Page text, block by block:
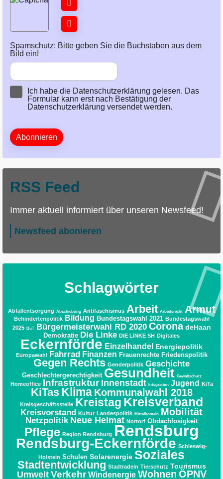
Spamschutz: Bitte geben Sie die Buchstaben aus dem
Bild ein!
Ich habe die Datenschutzerklärung gelesen. Das
Formular kann erst nach Bestätigung der
Datenschutzerklärung versendet werden.
Abonnieren
RSS Feed
Immer aktuell informiert über unseren Newsfeed!
Newsfeed abonieren
Schlagwörter
Abfallentsorgung Abschiebung Antifaschismus Arbeit Arbeitsrecht Armut
Behindertenpolitik Bildung Bundestagswahl 2021 Bundestagswahl
2025
BuT Bürgermeisterwahl RD 2020 Corona deHaan
Demokratie Die Linke DIE LINKE SH Digitales
Eckernförde Einzelhandel Energiepolitik
Europawahl Fahrrad Finanzen Frauenrechte Friedenspolitik
Gegen Rechts Genderpolitik Geschichte
Geschlechtergerechtigkeit Gesundheit Gewaltschutz
Homeoffice Infrastruktur Innenstadt Integration Jugend KiTa
KiTas Klima Kommunalwahl 2018
Kreisgeschäftsstelle Kreistag Kreisverband
Kreisvorstand Kultur Landespolitik Mittelhostein Mobilität
Netzpolitik Neue Heimat Nortorf Obdachlosigkeit
Pflege Region Rendsburg Rendsburg
Rendsburg-Eckernförde Schleswig-
Holstein Schulen Solarenergie Soziales
Stadtentwicklung Stadtradeln Tierschutz Tourismus
Umwelt Verkehr Windenergie Wohnen ÖPNV